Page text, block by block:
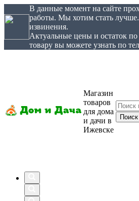
В данные момент на сайте
работы. Мы хотим стать
извинения.
Актуальные цены и остаток
товару вы можете узнать по
Магазин
товаров
для дома
и дачи в
Ижевске